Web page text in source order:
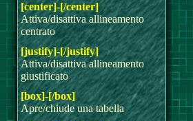
[center]-[/center]
Attiva/disattiva allineamento
centrato
[justify]-[/justify]
Attiva/disattiva allineamento
giustificato
[box]-[/box]
Apre/chiude una tabella